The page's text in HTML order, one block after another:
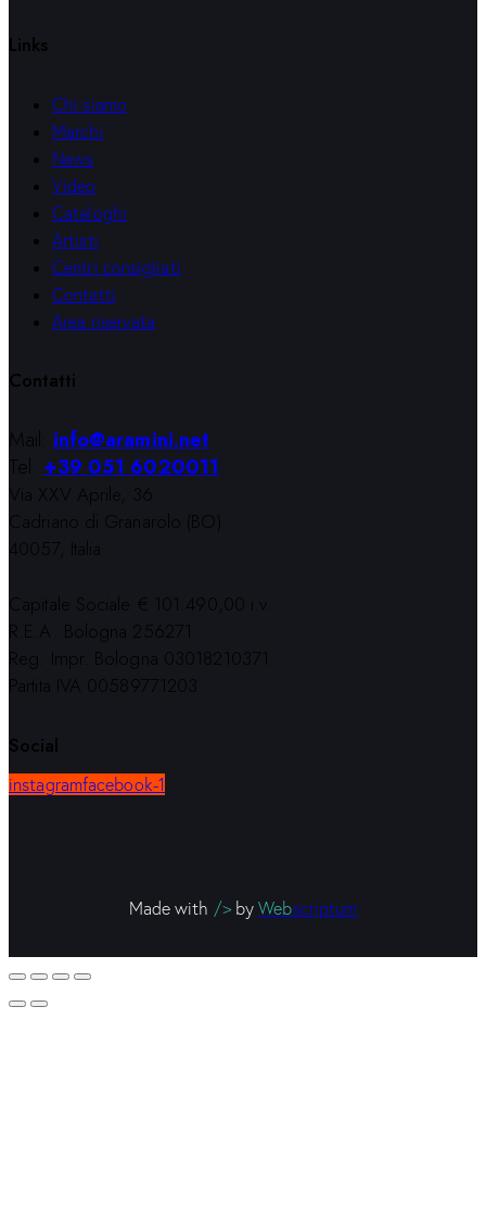
Links
Chi siamo
Marchi
News
Video
Cataloghi
Artisti
Centri consigliati
Contatti
Area riservata
Contatti
Mail: info@aramini.net
Tel: +39 051 6020011
Via XXV Aprile, 36
Cadriano di Granarolo (BO)
40057, Italia
Capitale Sociale € 101.490,00 i.v.
R.E.A. Bologna 256271
Reg. Impr. Bologna 03018210371
Partita IVA 00589771203
Social
instagramfacebook-1
Made with />byWebscriptum